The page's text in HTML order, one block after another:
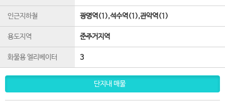
인근지하철 광명역(1),석수역(1),관악역(1)
용도지역 준주거지역
화물용 엘리베이터 3
단지내 매물